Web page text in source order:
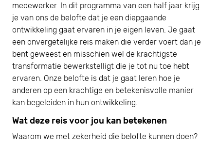
medewerker. In dit programma van een half jaar krijg
je van ons de belofte dat je een diepgaande
ontwikkeling gaat ervaren in je eigen leven. Je gaat
een onvergetelijke reis maken die verder voert dan je
bent geweest en misschien wel de krachtigste
transformatie bewerkstelligt die je tot nu toe hebt
ervaren. Onze belofte is dat je gaat leren hoe je
anderen op een krachtige en betekenisvolle manier
kan begeleiden in hun ontwikkeling.
Wat deze reis voor jou kan betekenen
Waarom we met zekerheid die belofte kunnen doen?